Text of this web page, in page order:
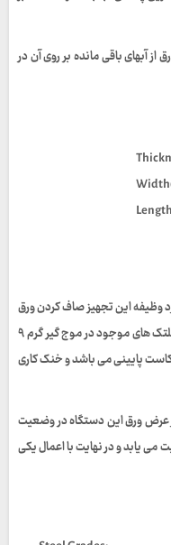
آبهای باقی مانده بر روی آن در
وظیفه این تجهیز صاف کردن ورق
های موجود در موج گیر گرم۹
پایینی می باشد و خنک کاری
عرض ورق این دستگاه در وضعیت
می یابد و در نهایت با اعمال یکی